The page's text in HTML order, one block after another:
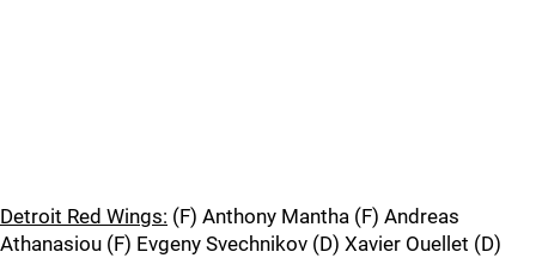
Detroit Red Wings: (F) Anthony Mantha (F) Andreas
Athanasiou (F) Evgeny Svechnikov (D) Xavier Ouellet (D)